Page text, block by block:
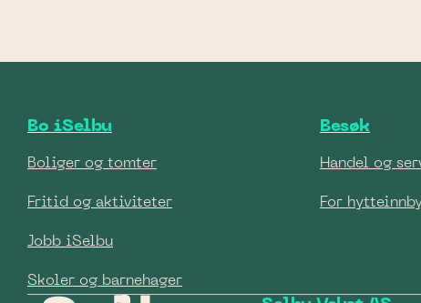
Bo iSelbu
Boliger og tomter
Fritid og aktiviteter
Jobb iSelbu
Skoler og barnehager
Besøk
Handel og
For